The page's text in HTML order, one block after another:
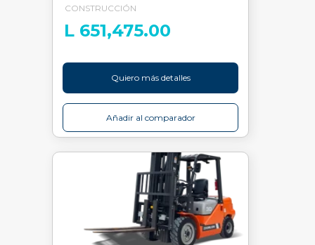
CONSTRUCCIÓN
L 651,475.00
Quiero más detalles
Añadir al comparador